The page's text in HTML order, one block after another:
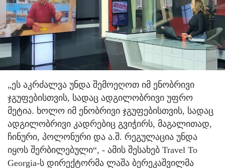
„ეს აკრძალვა უნდა შემოეღოთ იმ ენობრივი
ჯგუფებისთვის, სადაც ადგილობრივი უფრო
მეტია. ხოლო იმ ენობრივი ჯგუფებისთვის, სადაც
ადგილობრივი კადრებიც გვიჭირს, მაგალითად,
ჩინური, პოლონური და ა.შ. რეგულაცია უნდა
იყოს შერბილებული“, - ამის შესახებ Travel To
Georgia-ს დირექტორმა ლაშა ბერეკაშვილმა